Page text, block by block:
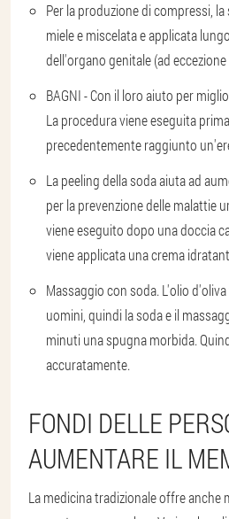
Per la produzione di compressi,
miele e miscelata e applicata
dell'organo genitale (ad
BAGNI - Con il loro aiuto per
La procedura viene eseguita
precedentemente raggiunto
La peeling della soda aiuta ad
per la prevenzione delle malattie
viene eseguito dopo una doccia
viene applicata una crema
Massaggio con soda. L'olio
uomini, quindi la soda e il
minuti una spugna morbida.
accuratamente.
FONDI DELLE
AUMENTARE IL
La medicina tradizionale offre anche